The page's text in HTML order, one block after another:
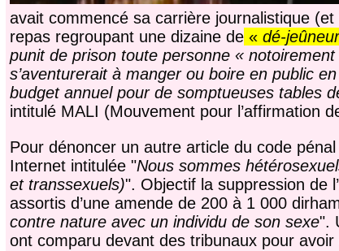
avait commencé sa carrière journalistique
repas regroupant une dizaine de« dé-
punit de prison toute personne «
s’aventurerait à manger ou boire en public
budget annuel pour de somptueuses tables
intitulé MALI (Mouvement pour l’affirmation
Pour dénoncer un autre article du code
Internet intitulée "Nous sommes
et transsexuels)". Objectif la suppression de
assortis d’une amende de 200 à 1 000
contre nature avec un individu de son sexe".
ont comparu devant des tribunaux pour